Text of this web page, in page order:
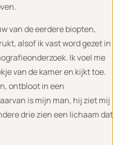
van de eerdere biopten,
alsof ik vast word gezet in
Ik voel me
van de kamer en kijkt toe.
ontbloot in een
is mijn man, hij ziet mij
drie zien een lichaam dat